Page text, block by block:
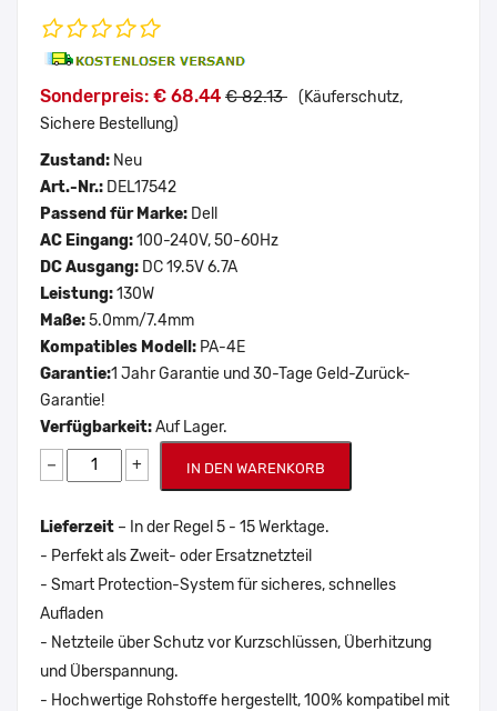
Sonderpreis: € 68.44 € 82.13 (Käuferschutz,
Sichere Bestellung)
Zustand: Neu
Art.-Nr.: DEL17542
Passend für Marke: Dell
AC Eingang:100-240V, 50-60Hz
DC Ausgang: DC 19.5V 6.7A
Leistung:130W
Maße:5.0mm/7.4mm
Kompatibles Modell: PA-4E
Garantie:1 Jahr Garantie und 30-Tage Geld-Zurück-
Garantie!
Verfügbarkeit:Auf Lager.
− + IN DEN WARENKORB
Lieferzeit – In der Regel 5 - 15 Werktage.
- Perfekt als Zweit- oder Ersatznetzteil
- Smart Protection-System für sicheres, schnelles
Aufladen
- Netzteile über Schutz vor Kurzschlüssen, Überhitzung
und Überspannung.
- Hochwertige Rohstoffe hergestellt, 100% kompatibel mit